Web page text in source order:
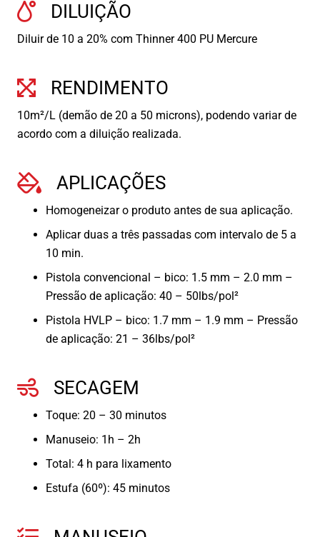
DILUIÇÃO
Diluir de 10 a 20% com Thinner 400 PU Mercure
RENDIMENTO
10m²/L (demão de 20 a 50 microns), podendo variar de
acordo com a diluição realizada.
APLICAÇÕES
Homogeneizar o produto antes de sua aplicação.
Aplicar duas a três passadas com intervalo de 5 a
10 min.
Pistola convencional – bico: 1.5 mm – 2.0 mm –
Pressão de aplicação: 40 – 50lbs/pol²
Pistola HVLP – bico: 1.7 mm – 1.9 mm – Pressão
de aplicação: 21 – 36lbs/pol²
SECAGEM
Toque: 20 – 30 minutos
Manuseio: 1h – 2h
Total: 4 h para lixamento
Estufa (60º): 45 minutos